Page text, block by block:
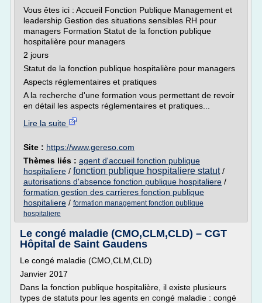
Vous êtes ici : Accueil Fonction Publique Management et
leadership Gestion des situations sensibles RH pour
managers Formation Statut de la fonction publique
hospitalière pour managers
2 jours
Statut de la fonction publique hospitalière pour managers
Aspects réglementaires et pratiques
A la recherche d'une formation vous permettant de revoir
en détail les aspects réglementaires et pratiques...
Lire la suite
Site : https://www.gereso.com
Thèmes liés : agent d'accueil fonction publique
hospitaliere / fonction publique hospitaliere statut/
autorisations d'absence fonction publique hospitaliere /
formation gestion des carrieres fonction publique
hospitaliere / formation management fonction publique
hospitaliere
Le congé maladie (CMO,CLM,CLD) – CGT
Hôpital de Saint Gaudens
Le congé maladie (CMO,CLM,CLD)
Janvier 2017
Dans la fonction publique hospitalière, il existe plusieurs
types de statuts pour les agents en congé maladie : congé